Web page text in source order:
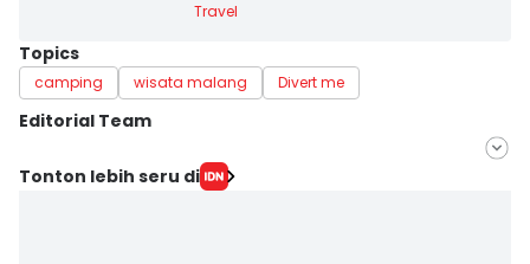
Travel
Topics
camping wisata malang Divert me
Editorial Team
Editor
Tonton lebih seru di